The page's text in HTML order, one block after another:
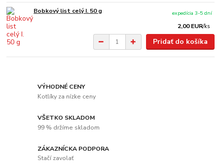
Bobkový list celý I. 50 g
2,00 EUR/ks
expedícia 3-5 dní
Pridať do košíka
VÝHODNÉ CENY
Kotlíky za nízke ceny
VŠETKO SKLADOM
99 % držíme skladom
ZÁKAZNÍCKA PODPORA
Stačí zavolať